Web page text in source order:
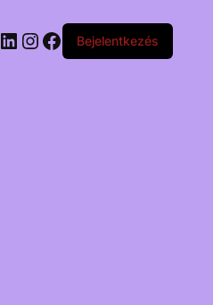
LinkedIn
Instagram
Facebook
Bejelentkezés